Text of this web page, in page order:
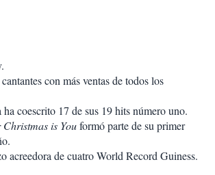
con más ventas de todos los
ha coescrito 17 de sus 19 hits número uno.
is Youformó parte de su primer
acreedora de cuatro World Record Guiness.